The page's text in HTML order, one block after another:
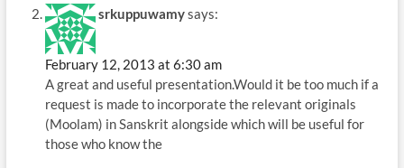
srkuppuwamysays:
February 12, 2013 at 6:30 am
A great and useful presentation.Would it be too much if a
request is made to incorporate the relevant originals
(Moolam) in Sanskrit alongside which will be useful for
those who know the